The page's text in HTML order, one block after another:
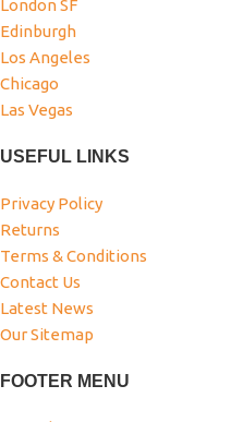
London SF
Edinburgh
Los Angeles
Chicago
Las Vegas
USEFUL LINKS
Privacy Policy
Returns
Terms & Conditions
Contact Us
Latest News
Our Sitemap
FOOTER MENU